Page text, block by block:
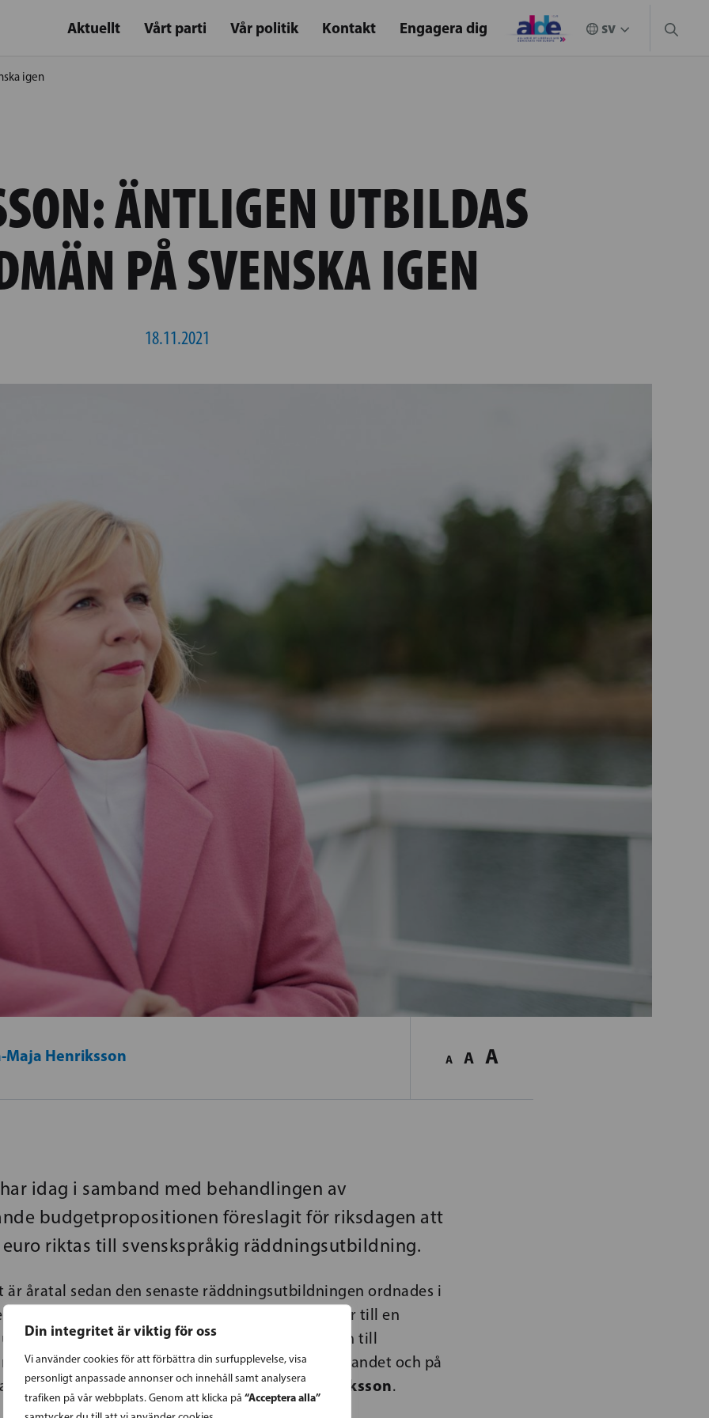
Din integritet är viktig för oss
Vi använder cookies för att förbättra din surfupplevelse, visa
personligt anpassade annonser och innehåll samt analysera
trafiken på vår webbplats. Genom att klicka på “Acceptera alla”
Aktuellt Vårt parti Vår politik Kontakt Engagera dig
igen
ÄNTLIGEN UTBILDAS
PÅ SVENSKA IGEN
18.11.2021
Maja Henriksson A A A
idag i samband med behandlingen av
budgetpropositionen föreslagit för riksdagen att
riktas till svenskspråkig räddningsutbildning.
är åratal sedan den senaste räddningsutbildningen ordnades i
är skriande. SFP har arbetat hårt för resurser till en
utbildning. De här resurserna förbättrar tillgången till
också i framtiden både på fastlandet och på
justitieministerAnna-Maja Henriksson.